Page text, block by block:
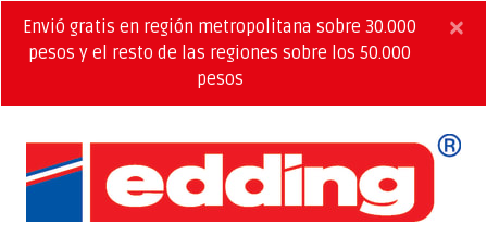
Envió gratis en región metropolitana sobre 30.000
pesos y el resto de las regiones sobre los 50.000
pesos
×